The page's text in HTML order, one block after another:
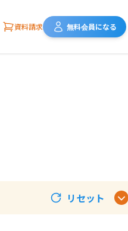
資料請求 無料会員になる
リセット